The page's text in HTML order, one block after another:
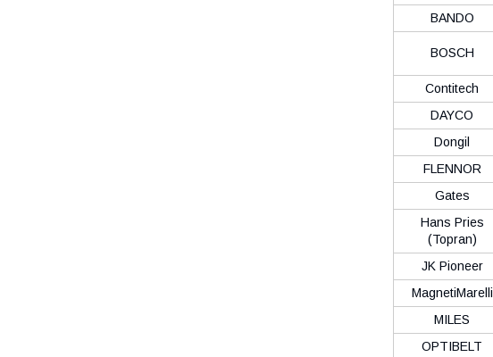
BANDO
BOSCH
Contitech
DAYCO
Dongil
FLENNOR
Gates
Hans Pries
(Topran)
JK Pioneer
MagnetiMarelli
MILES
OPTIBELT